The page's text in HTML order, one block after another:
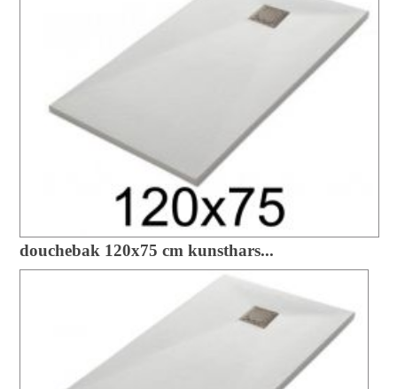
douchebak 120x75 cm kunsthars...